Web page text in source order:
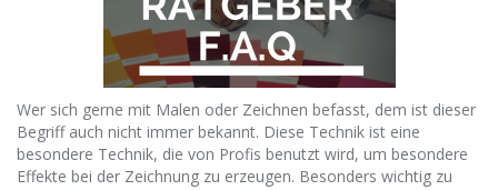
Wer sich gerne mit Malen oder Zeichnen befasst, dem ist dieser
Begriff auch nicht immer bekannt. Diese Technik ist eine
besondere Technik, die von Profis benutzt wird, um besondere
Effekte bei der Zeichnung zu erzeugen. Besonders wichtig zu